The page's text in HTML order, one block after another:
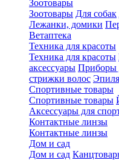
Зоотовары
Зоотовары Для собак
Лежанки, домики
Ветаптека
Техника для красоты
Техника для красоты
аксессуары Приборы
стрижки волос
Спортивные товары
Спортивные товары
Аксессуары для
Контактные линзы
Контактные линзы
Дом и сад
Дом и сад